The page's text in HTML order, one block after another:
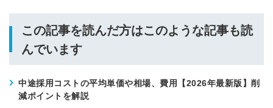
この記事を読んだ方はこのような記事も読
んでいます
中途採用コストの平均単価や相場、費用【2026年最新版】削
減ポイントを解説